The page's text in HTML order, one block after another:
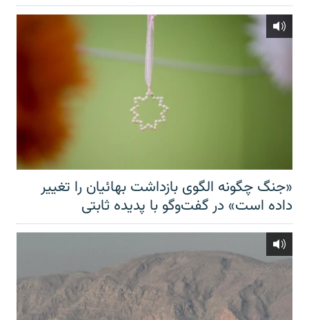
«جنگ چگونه الگوی بازداشت بهائیان را تغییر
داده است» در گفت‌وگو با پدیده ثابتی